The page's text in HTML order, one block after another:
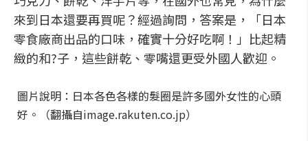
來到日本還要再買呢？經過詢問，答案是，「日本
零食廠商出品的口味，確實十分好吃啊！」比起精
緻的和?子，這些餅乾、零嘴還更受外國人歡迎。
圖片說明：日本各色各樣的髮圈是許多國外女性的心頭
好。（翻攝自image.rakuten.co.jp）